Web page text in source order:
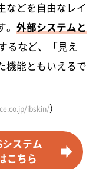
などを自由なレイ
。外部システムと
るなど、「見え
機能ともいえるで
ibskin/）
ステム
こちら